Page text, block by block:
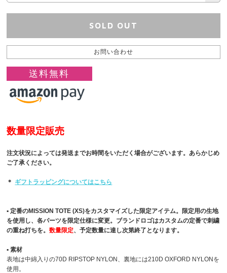
SOLD OUT
お問い合わせ
送料無料
数量限定販売
注文状況によっては発送までお時間をいただく場合がございます。あらかじめ
ご了承ください。
＊ ギフトラッピングについてはこちら
▪︎ 定番のMISSION TOTE (XS)をカスタマイズした限定アイテム。限定用の生地
を使用し、各パーツを限定仕様に変更。ブランドロゴはカスタムの定番で刺繍
の重ね打ちを。 数量限定、予定数量に達し次第終了となります。
▪︎ 素材
表地は中綿入りの70D RIPSTOP NYLON、裏地には210D OXFORD NYLONを
使用。